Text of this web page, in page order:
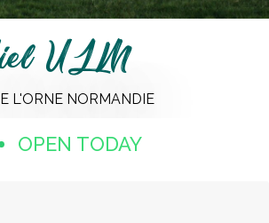
ULM
L'ORNE NORMANDIE
OPEN TODAY